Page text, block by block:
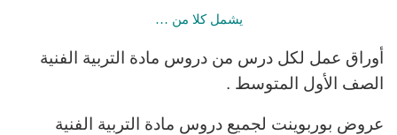
يشمل كلا من …
أوراق عمل لكل درس من دروس مادة التربية الفنية
الصف الأول المتوسط .
عروض بوربوينت لجميع دروس مادة التربية الفنية